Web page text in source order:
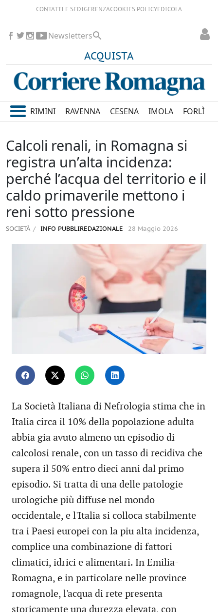
CONTATTI E SEDIGERENZACOOKIES POLICYEDICOLA
ACQUISTA
Newsletters
RIMINI RAVENNA CESENA IMOLA FORLÌ
Calcoli renali, in Romagna si
registra un’alta incidenza:
perché l’acqua del territorio e il
caldo primaverile mettono i
reni sotto pressione
SOCIETÀ INFO PUBBLIREDAZIONALE 28 Maggio 2026
La Società Italiana di Nefrologia stima che in
Italia circa il 10% della popolazione adulta
abbia gia avuto almeno un episodio di
calcolosi renale, con un tasso di recidiva che
supera il 50% entro dieci anni dal primo
episodio. Si tratta di una delle patologie
urologiche più diffuse nel mondo
occidentale, e l'Italia si colloca stabilmente
tra i Paesi europei con la piu alta incidenza,
complice una combinazione di fattori
climatici, idrici e alimentari. In Emilia-
Romagna, e in particolare nelle province
romagnole, l'acqua di rete presenta